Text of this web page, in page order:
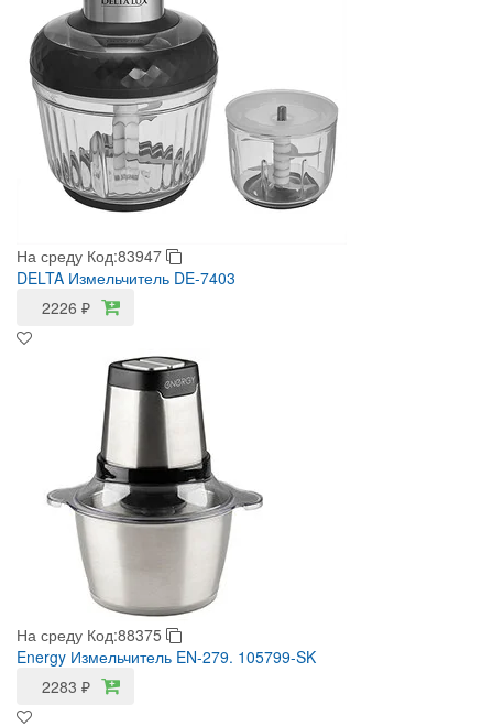
На среду Код:83947
DELTA Измельчитель DE-7403
2226 ₽
На среду Код:88375
Energy Измельчитель EN-279. 105799-SK
2283 ₽